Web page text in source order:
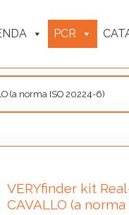
PCR
(a norma ISO 20224-6)
VERYfinder kit
CAVALLO (a norma